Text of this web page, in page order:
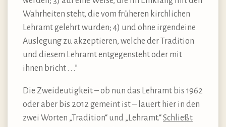
Wahrheiten steht, die vom früheren kirchlichen
Lehramt gelehrt wurden; 4) und ohne irgendeine
Auslegung zu akzeptieren, welche der Tradition
und diesem Lehramt entgegensteht oder mit
ihnen bricht . . .”
Die Zweideutigkeit – ob nun das Lehramt bis 1962
oder aber bis 2012 gemeint ist – lauert hier in den
zwei Worten „Tradition“ und „Lehramt.“Schließt